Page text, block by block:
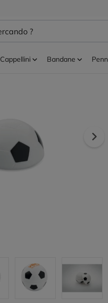
Cappellini Bandane